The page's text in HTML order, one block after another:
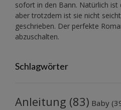
sofort in den Bann. Natürlich ist
aber trotzdem ist sie nicht
geschrieben. Der perfekte
abzuschalten.
Schlagwörter
Anleitung (83) Baby